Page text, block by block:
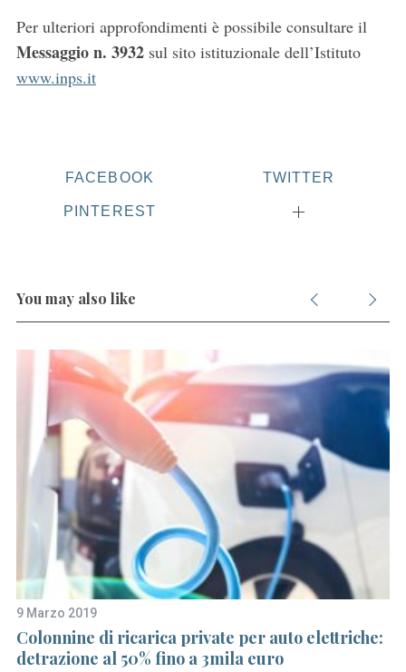
Per ulteriori approfondimenti è possibile consultare il
Messaggio n. 3932sul sito istituzionale dell’Istituto
www.inps.it
FACEBOOK TWITTER
PINTEREST
You may also like
9 Marzo 2019
Colonnine di ricarica private per auto elettriche:
detrazione al 50% fino a 3mila euro